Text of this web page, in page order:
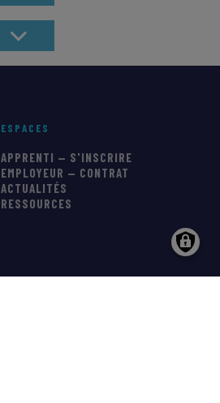
ESPACES
APPRENTI — S'INSCRIRE
EMPLOYEUR — CONTRAT
ACTUALITÉS
RESSOURCES